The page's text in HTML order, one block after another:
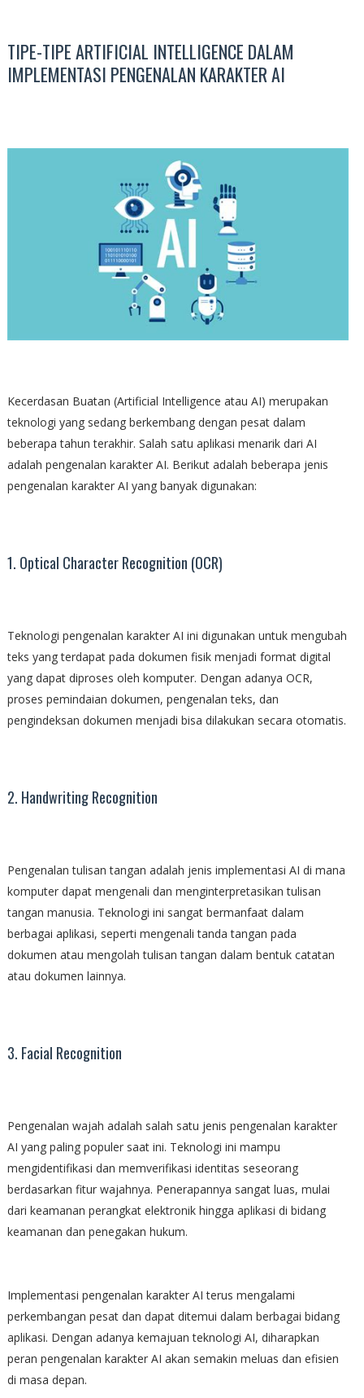
TIPE-TIPE ARTIFICIAL INTELLIGENCE DALAM
IMPLEMENTASI PENGENALAN KARAKTER AI
Kecerdasan Buatan (Artificial Intelligence atau AI) merupakan
teknologi yang sedang berkembang dengan pesat dalam
beberapa tahun terakhir. Salah satu aplikasi menarik dari AI
adalah pengenalan karakter AI. Berikut adalah beberapa jenis
pengenalan karakter AI yang banyak digunakan:
1. Optical Character Recognition (OCR)
Teknologi pengenalan karakter AI ini digunakan untuk mengubah
teks yang terdapat pada dokumen fisik menjadi format digital
yang dapat diproses oleh komputer. Dengan adanya OCR,
proses pemindaian dokumen, pengenalan teks, dan
pengindeksan dokumen menjadi bisa dilakukan secara otomatis.
2. Handwriting Recognition
Pengenalan tulisan tangan adalah jenis implementasi AI di mana
komputer dapat mengenali dan menginterpretasikan tulisan
tangan manusia. Teknologi ini sangat bermanfaat dalam
berbagai aplikasi, seperti mengenali tanda tangan pada
dokumen atau mengolah tulisan tangan dalam bentuk catatan
atau dokumen lainnya.
3. Facial Recognition
Pengenalan wajah adalah salah satu jenis pengenalan karakter
AI yang paling populer saat ini. Teknologi ini mampu
mengidentifikasi dan memverifikasi identitas seseorang
berdasarkan fitur wajahnya. Penerapannya sangat luas, mulai
dari keamanan perangkat elektronik hingga aplikasi di bidang
keamanan dan penegakan hukum.
Implementasi pengenalan karakter AI terus mengalami
perkembangan pesat dan dapat ditemui dalam berbagai bidang
aplikasi. Dengan adanya kemajuan teknologi AI, diharapkan
peran pengenalan karakter AI akan semakin meluas dan efisien
di masa depan.